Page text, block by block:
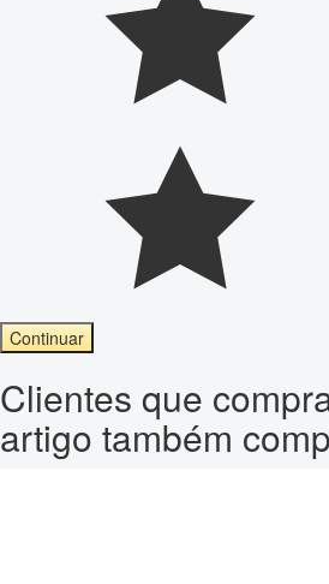
Continuar
Clientes que
artigo também